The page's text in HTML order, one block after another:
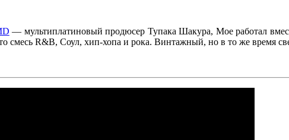
— мультиплатиновый продюсер Тупака Шакура, Moeработал
смесь R&B, Соул, хип-хопа и рока. Винтажный, но в то же время